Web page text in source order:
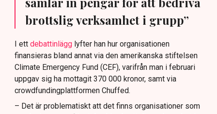
brottslig verksamhet i grupp”
I ett debattinlägg lyfter han hur organisationen
finansieras bland annat via den amerikanska stiftelsen
Climate Emergency Fund (CEF), varifrån man i februari
uppgav sig ha mottagit 370 000 kronor, samt via
crowdfundingplattformen Chuffed.
– Det är problematiskt att det finns organisationer som